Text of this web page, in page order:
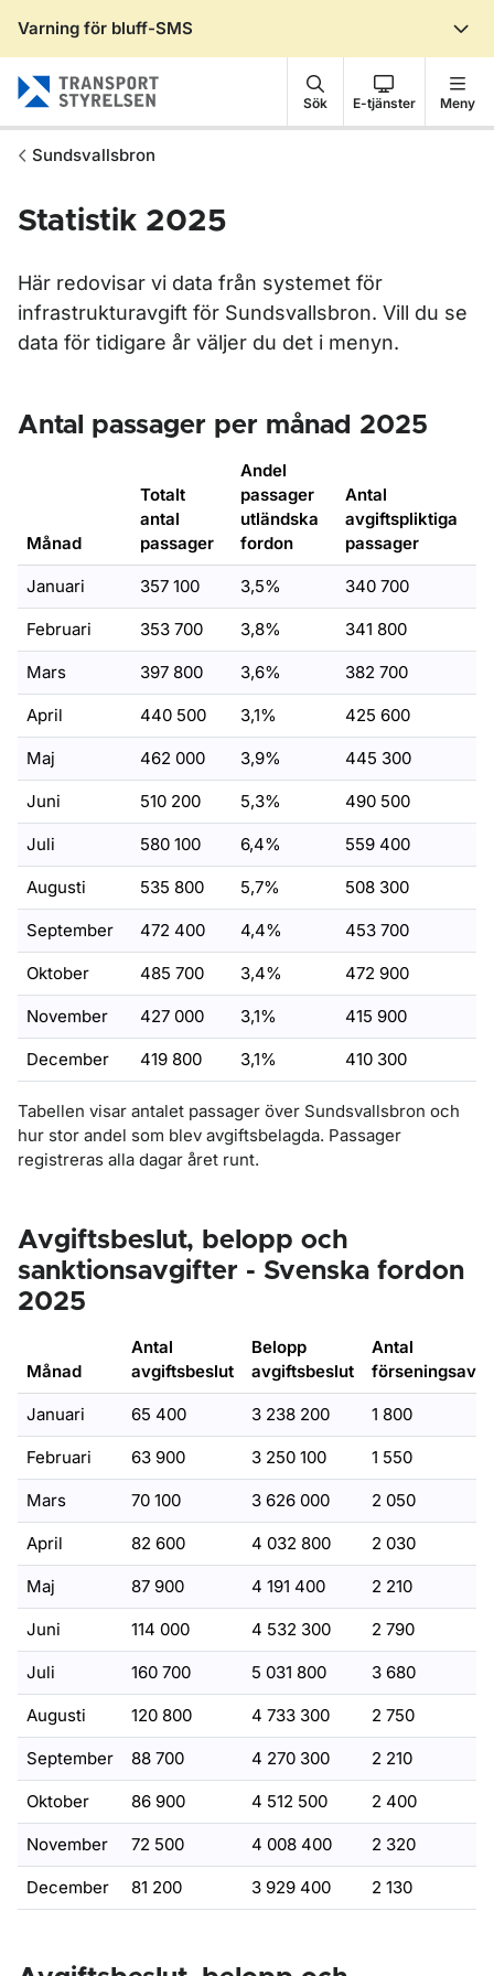
Varning för bluff-SMS
Sök E-tjänster Meny
Sundsvallsbron
Statistik 2025
Här redovisar vi data från systemet för
infrastrukturavgift för Sundsvallsbron. Vill du se
data för tidigare år väljer du det i menyn.
Antal passager per månad 2025
Månad
Totalt
antal
passager
Andel
passager
utländska
fordon
Antal
avgiftspliktiga
passager
Januari 357 100 3,5% 340 700
Februari 353 700 3,8% 341 800
Mars 397 800 3,6% 382 700
April 440 500 3,1% 425 600
Maj 462 000 3,9% 445 300
Juni 510 200 5,3% 490 500
Juli 580 100 6,4% 559 400
Augusti 535 800 5,7% 508 300
September 472 400 4,4% 453 700
Oktober 485 700 3,4% 472 900
November 427 000 3,1% 415 900
December 419 800 3,1% 410 300
Tabellen visar antalet passager över Sundsvallsbron och
hur stor andel som blev avgiftsbelagda. Passager
registreras alla dagar året runt.
Avgiftsbeslut, belopp och
sanktionsavgifter - Svenska fordon
2025
Månad
Antal
avgiftsbeslut
Belopp
avgiftsbeslut
Antal
Januari 65 400 3 238 200 1 800
Februari 63 900 3 250 100 1 550
Mars 70 100 3 626 000 2 050
April 82 600 4 032 800 2 030
Maj 87 900 4 191 400 2 210
Juni 114 000 4 532 300 2 790
Juli 160 700 5 031 800 3 680
Augusti 120 800 4 733 300 2 750
September 88 700 4 270 300 2 210
Oktober 86 900 4 512 500 2 400
November 72 500 4 008 400 2 320
December 81 200 3 929 400 2 130